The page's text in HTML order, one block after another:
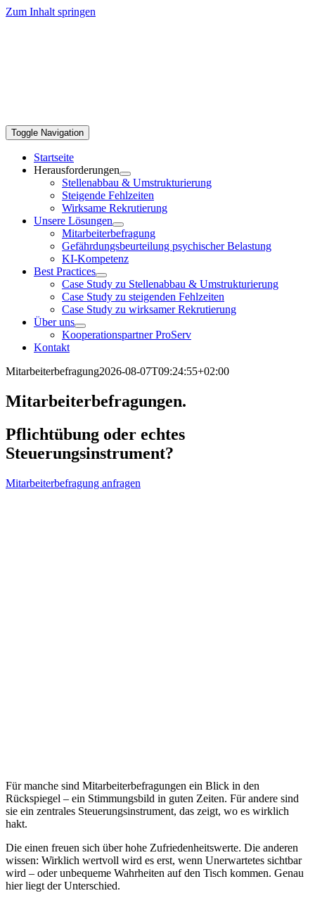
Zum Inhalt springen
Toggle Navigation
Startseite
Herausforderungen
Stellenabbau & Umstrukturierung
Steigende Fehlzeiten
Wirksame Rekrutierung
Unsere Lösungen
Mitarbeiterbefragung
Gefährdungsbeurteilung psychischer Belastung
KI-Kompetenz
Best Practices
Case Study zu Stellenabbau & Umstrukturierung
Case Study zu steigenden Fehlzeiten
Case Study zu wirksamer Rekrutierung
Über uns
Kooperationspartner ProServ
Kontakt
Mitarbeiterbefragung2026-08-07T09:24:55+02:00
Mitarbeiter­befragungen.
Pflichtübung oder echtes
Steuerungsinstrument?
Mitarbeiterbefragung anfragen
Für manche sind Mitarbeiterbefragungen ein Blick in den
Rückspiegel – ein Stimmungsbild in guten Zeiten. Für andere sind
sie ein zentrales Steuerungsinstrument, das zeigt, wo es wirklich
hakt.
Die einen freuen sich über hohe Zufriedenheitswerte. Die anderen
wissen: Wirklich wertvoll wird es erst, wenn Unerwartetes sichtbar
wird – oder unbequeme Wahrheiten auf den Tisch kommen. Genau
hier liegt der Unterschied.